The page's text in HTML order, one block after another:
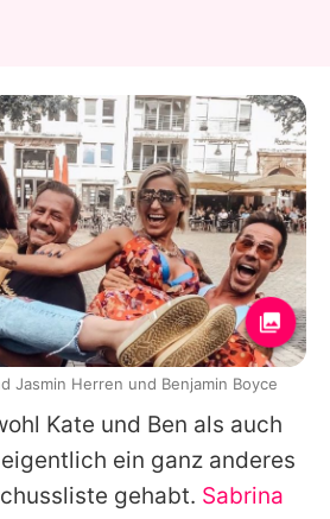
Kate und Ben als auch
ein ganz anderes
gehabt. Sabrina
Jasmin Herren und Benjamin Boyce